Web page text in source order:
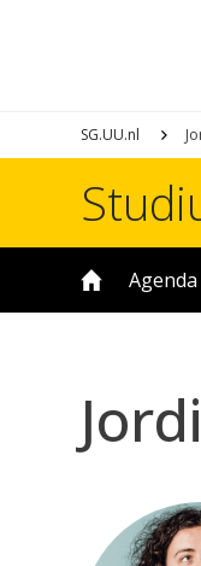
SG.UU.nl
Agenda